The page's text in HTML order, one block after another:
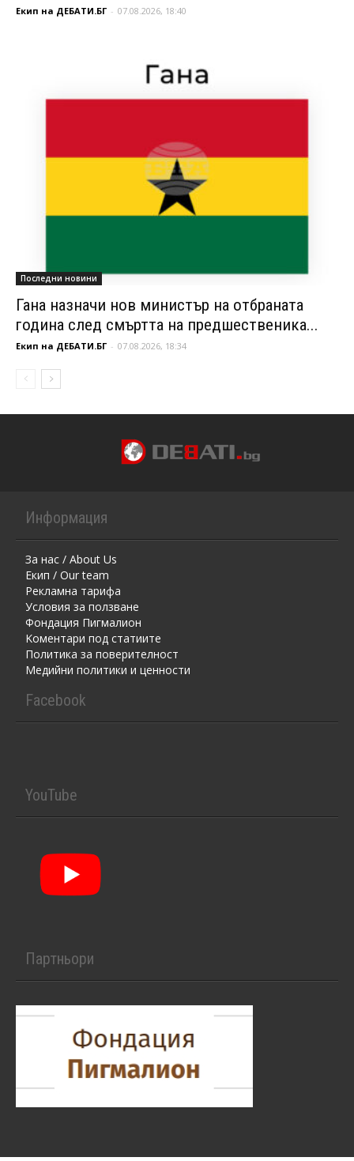
Екип на ДЕБАТИ.БГ - 07.08.2026, 18:40
Последни новини
Гана назначи нов министър на отбраната
година след смъртта на предшественика...
Екип на ДЕБАТИ.БГ - 07.08.2026, 18:34
Информация
За нас / About Us
Екип / Our team
Рекламна тарифа
Условия за ползване
Фондация Пигмалион
Kоментaри под статиите
Политика за поверителност
Медийни политики и ценности
Facebook
YouTube
Партньори